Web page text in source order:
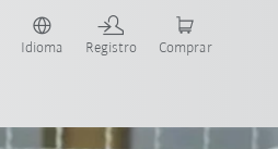
Idioma Registro Comprar